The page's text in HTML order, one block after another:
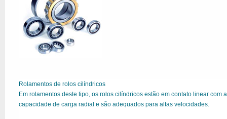
Rolamentos de rolos cilíndricos
Em rolamentos deste tipo, os rolos cilíndricos estão em contato linear com
capacidade de carga radial e são adequados para altas velocidades.